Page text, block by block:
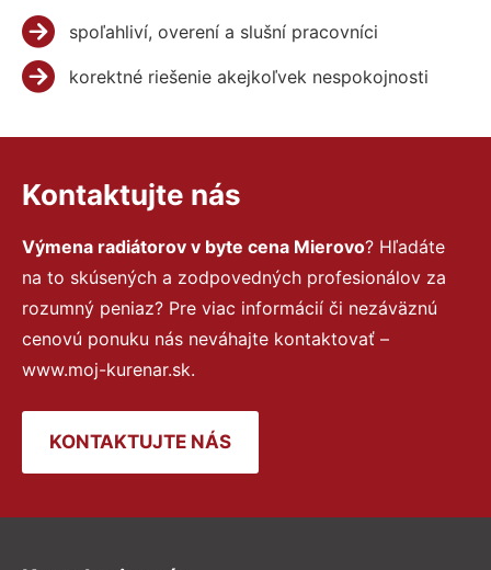
spoľahliví, overení a slušní pracovníci
korektné riešenie akejkoľvek nespokojnosti
Kontaktujte nás
Výmena radiátorov v byte cena Mierovo? Hľadáte
na to skúsených a zodpovedných profesionálov za
rozumný peniaz? Pre viac informácií či nezáväznú
cenovú ponuku nás neváhajte kontaktovať –
www.moj-kurenar.sk.
KONTAKTUJTE NÁS